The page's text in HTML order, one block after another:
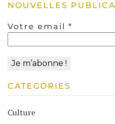
NOUVELLES
Votre email *
CATEGORIES
Culture